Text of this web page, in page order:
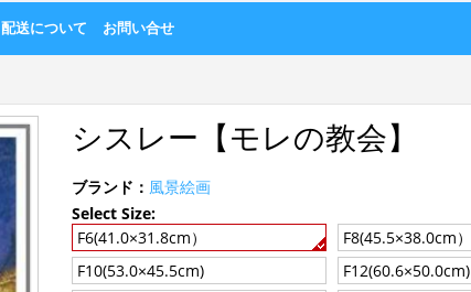
配送について お問い合せ
シスレー【モレの教会】
ブランド： 風景絵画
Select Size:
F6(41.0×31.8cm）
F8(45.5×38.0cm）
F10(53.0×45.5cm)
F12(60.6×50.0cm)